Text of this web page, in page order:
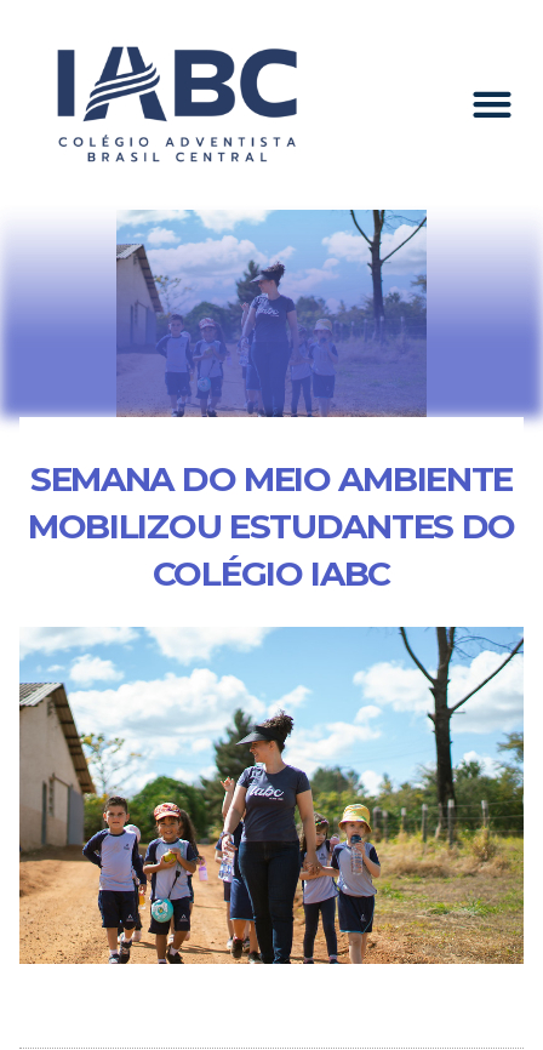
SEMANA DO MEIO AMBIENTE
MOBILIZOU ESTUDANTES DO
COLÉGIO IABC